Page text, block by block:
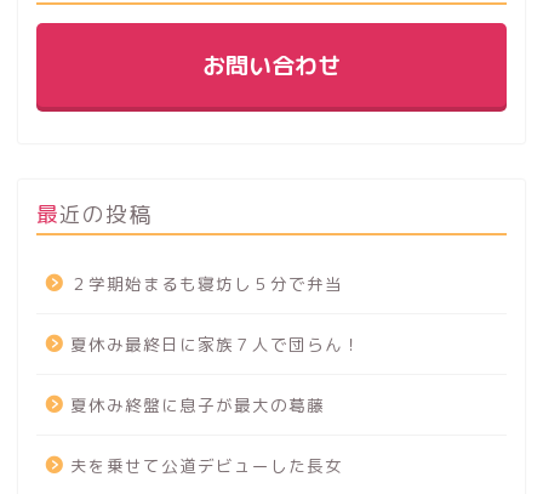
お問い合わせ
最近の投稿
２学期始まるも寝坊し５分で弁当
夏休み最終日に家族７人で団らん！
夏休み終盤に息子が最大の葛藤
夫を乗せて公道デビューした長女